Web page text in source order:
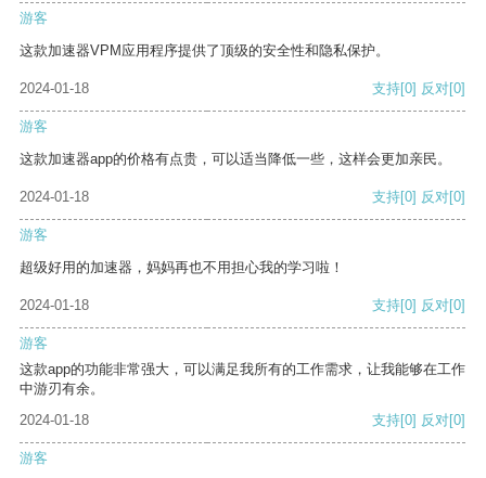
游客
这款加速器VPM应用程序提供了顶级的安全性和隐私保护。
2024-01-18 支持[0] 反对[0]
游客
这款加速器app的价格有点贵，可以适当降低一些，这样会更加亲民。
2024-01-18 支持[0] 反对[0]
游客
超级好用的加速器，妈妈再也不用担心我的学习啦！
2024-01-18 支持[0] 反对[0]
游客
这款app的功能非常强大，可以满足我所有的工作需求，让我能够在工作
中游刃有余。
2024-01-18
支持[0] 反对[0]
游客